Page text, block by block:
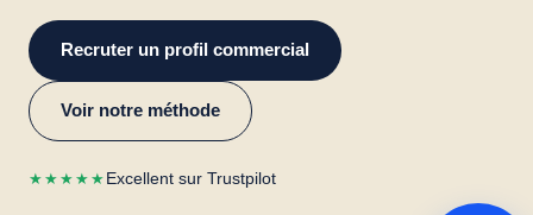
Recruter un profil commercial
Voir notre méthode
★★★★★ Excellent sur Trustpilot